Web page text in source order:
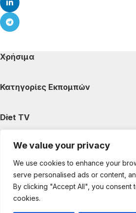
We value your privacy
We use cookies to enhance your
serve personalised ads or content,
By clicking "Accept All", you consent
cookies.
Χρήσιμα
Κατηγορίες Εκπομπών
Diet TV
Κατηγορίες Άρθρων
Ακολουθήστε μας
Copyright © 2025 DietTV. All Rights
development by